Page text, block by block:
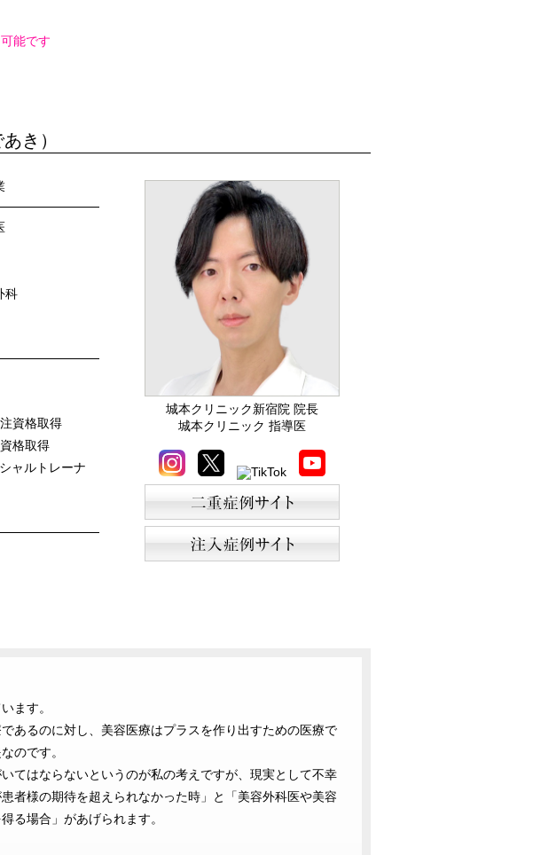
能です
き）
科
資格取得
格取得
ャルトレーナ
城本クリニック新宿院 院長
城本クリニック 指導医
ます。
あるのに対し、美容医療はプラスを作り出すための医療で
のです。
てはならないというのが私の考えですが、現実として不幸
者様の期待を超えられなかった時」と「美容外科医や美容
る場合」があげられます。